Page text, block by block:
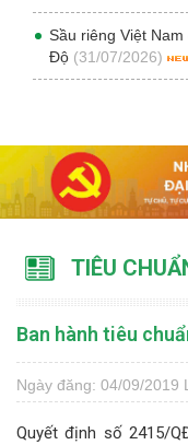
Sầu riêng Việt
Độ (31/07/2026)
TIÊU
Ban hành tiêu
Ngày đăng: 04/09/2019
Quyết định số 2415/